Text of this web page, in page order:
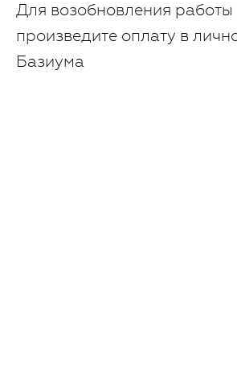
Для возобновления работы
произведите оплату в
Базиума